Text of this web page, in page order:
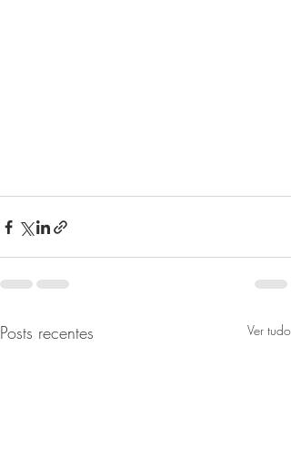
Posts recentes Ver tudo